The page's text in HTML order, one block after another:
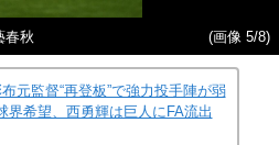
春秋 (画像 5/8)
元監督“再登板”で強力投手陣が弱
希望、西勇輝は巨人にFA流出